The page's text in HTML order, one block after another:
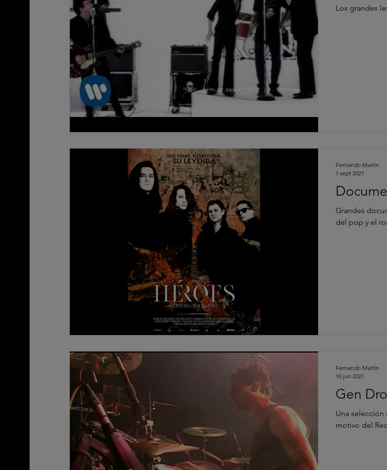
Los grandes
Grandes
del pop y el
Fernando Martín
1 sept 2021
Gen
Una
motivo del
Fernando Martín
10 jun 2021